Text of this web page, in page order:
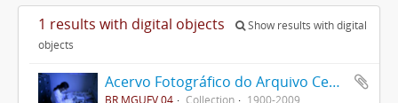
1 results with digital objects
Show results with digital
objects
Acervo Fotográfico do Arquivo Central Histórico da UFV
BR MGUFV 04 Collection 1900-2009